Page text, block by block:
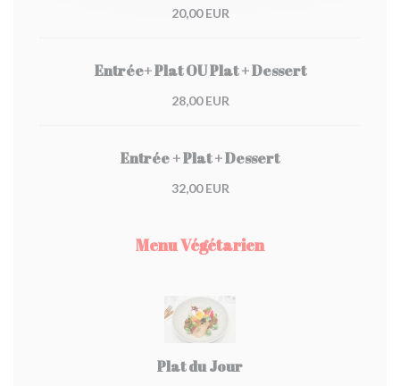
20,00 EUR
Entrée+ Plat OU Plat + Dessert
28,00 EUR
Entrée + Plat + Dessert
32,00 EUR
Menu Végétarien
Plat du Jour